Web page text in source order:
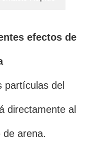
efectos de
partículas del
directamente al
arena.